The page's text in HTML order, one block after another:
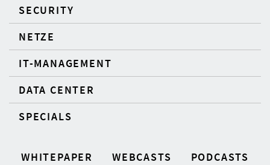
SECURITY
NETZE
IT-MANAGEMENT
DATA CENTER
SPECIALS
WHITEPAPER WEBCASTS
PODCASTS